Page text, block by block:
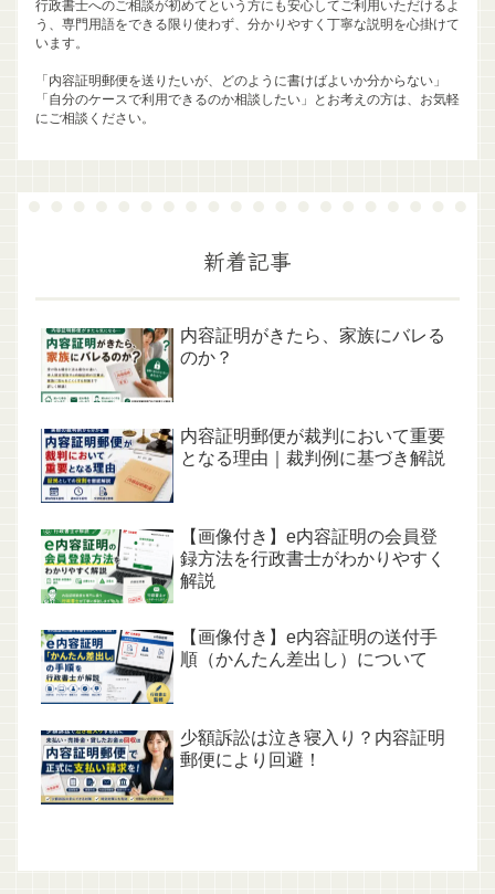
行政書士へのご相談が初めてという方にも安心してご利用いただけるよ
う、専門用語をできる限り使わず、分かりやすく丁寧な説明を心掛けて
います。
「内容証明郵便を送りたいが、どのように書けばよいか分からない」
「自分のケースで利用できるのか相談したい」とお考えの方は、お気軽
にご相談ください。
新着記事
内容証明がきたら、家族にバレる
のか？
内容証明郵便が裁判において重要
となる理由｜裁判例に基づき解説
【画像付き】e内容証明の会員登
録方法を行政書士がわかりやすく
解説
【画像付き】e内容証明の送付手
順（かんたん差出し）について
少額訴訟は泣き寝入り？内容証明
郵便により回避！